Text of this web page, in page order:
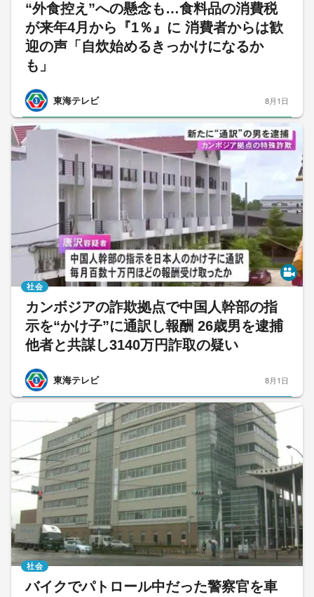
“外食控え”への懸念も…食料品の消費税
が来年4月から『1％』に 消費者からは歓
迎の声「自炊始めるきっかけになるか
も」
東海テレビ 8月1日
カンボジアの詐欺拠点で中国人幹部の指
示を“かけ子”に通訳し報酬 26歳男を逮捕
他者と共謀し3140万円詐取の疑い
東海テレビ
社会
8月1日
バイクでパトロール中だった警察官を車
社会